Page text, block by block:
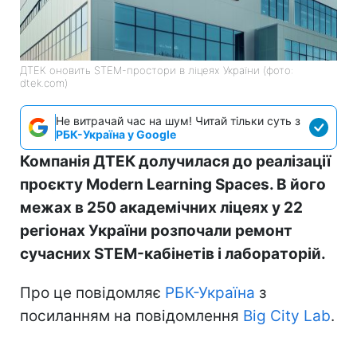
ДТЕК оновить STEM-простори в ліцеях України (фото:
dtek.com)
Не витрачай час на шум! Читай тільки суть з
РБК-Україна у Google
Компанія ДТЕК долучилася до реалізації
проєкту Modern Learning Spaces. В його
межах в 250 академічних ліцеях у 22
регіонах України розпочали ремонт
сучасних STEM-кабінетів і лабораторій.
Про це повідомляє РБК-Україна з
посиланням на повідомлення Big City Lab.